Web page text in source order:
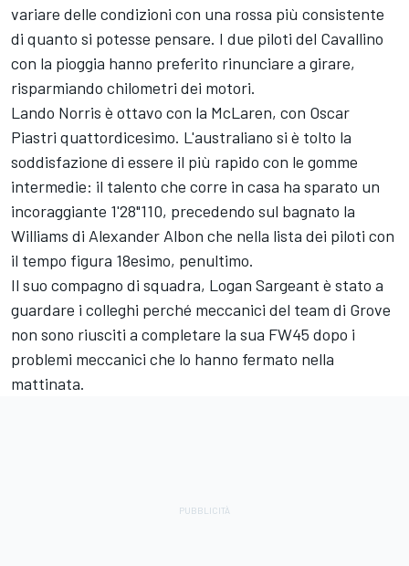
variare delle condizioni con una rossa più consistente
di quanto si potesse pensare. I due piloti del Cavallino
con la pioggia hanno preferito rinunciare a girare,
risparmiando chilometri dei motori.
Lando Norris è ottavo con la McLaren, con Oscar
Piastri quattordicesimo. L'australiano si è tolto la
soddisfazione di essere il più rapido con le gomme
intermedie: il talento che corre in casa ha sparato un
incoraggiante 1'28"110, precedendo sul bagnato la
Williams di Alexander Albon che nella lista dei piloti con
il tempo figura 18esimo, penultimo.
Il suo compagno di squadra, Logan Sargeant è stato a
guardare i colleghi perché meccanici del team di Grove
non sono riusciti a completare la sua FW45 dopo i
problemi meccanici che lo hanno fermato nella
mattinata.